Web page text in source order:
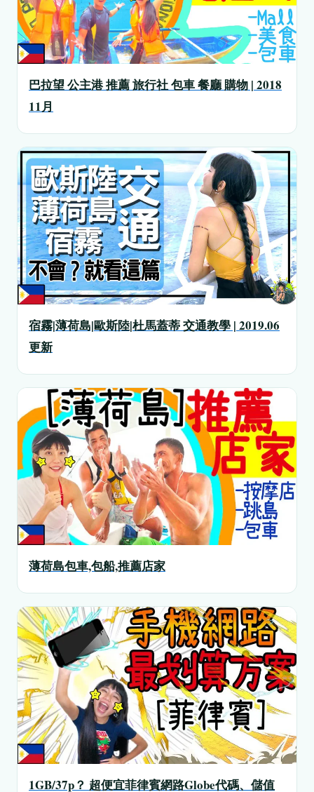
巴拉望 公主港 推薦 旅行社 包車 餐廳 購物 | 2018
11月
宿霧|薄荷島|歐斯陸|杜馬蓋蒂 交通教學 | 2019.06
更新
薄荷島包車,包船,推薦店家
1GB/37p？ 超便宜菲律賓網路Globe代碼、儲值